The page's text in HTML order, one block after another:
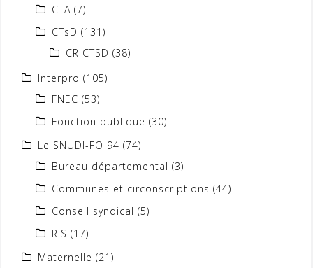
CTA (7)
CTsD (131)
CR CTSD (38)
Interpro (105)
FNEC (53)
Fonction publique (30)
Le SNUDI-FO 94 (74)
Bureau départemental (3)
Communes et circonscriptions (44)
Conseil syndical (5)
RIS (17)
Maternelle (21)